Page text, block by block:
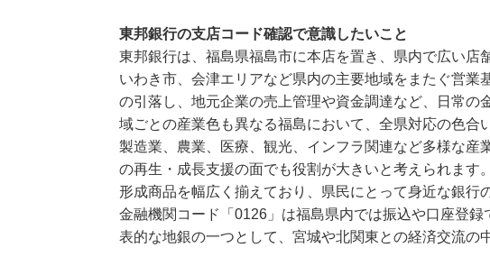
東邦銀行の支店コード確認で意識したいこと
東邦銀行は、福島県福島市に本店を置き、県内で広い店
いわき市、会津エリアなど県内の主要地域をまたぐ営業
の引落し、地元企業の売上管理や資金調達など、日常の
域ごとの産業色も異なる福島において、全県対応の色合
製造業、農業、医療、観光、インフラ関連など多様な産
の再生・成長支援の面でも役割が大きいと考えられます
形成商品を幅広く揃えており、県民にとって身近な銀行
金融機関コード「0126」は福島県内では振込や口座登
表的な地銀の一つとして、宮城や北関東との経済交流の